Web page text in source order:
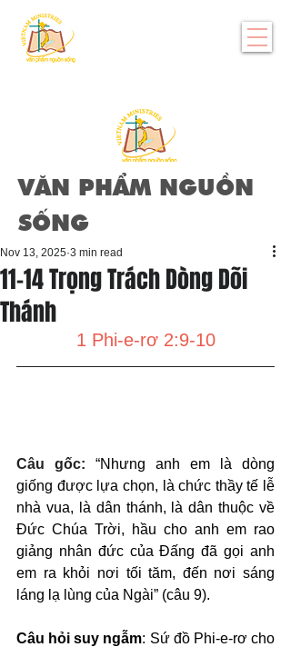
VĂN PHẨM NGUỒN
SỐNG
11-14 Trọng Trách Dòng Dõi
Thánh
Nov 13, 2025 3 min read
1 Phi-e-rơ 2:9-10
Câu gốc: “Nhưng anh em là dòng
giống được lựa chọn, là chức thầy tế lễ
nhà vua, là dân thánh, là dân thuộc về
Đức Chúa Trời, hầu cho anh em rao
giảng nhân đức của Đấng đã gọi anh
em ra khỏi nơi tối tăm, đến nơi sáng
láng lạ lùng của Ngài” (câu 9).
Câu hỏi suy ngẫm: Sứ đồ Phi-e-rơ cho